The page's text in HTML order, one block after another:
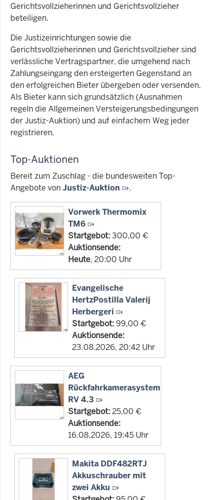
Gerichtsvollzieherinnen und Gerichtsvollzieher
beteiligen.
Die Justizeinrichtungen sowie die
Gerichtsvollzieherinnen und Gerichtsvollzieher sind
verlässliche Vertragspartner, die umgehend nach
Zahlungseingang den ersteigerten Gegenstand an
den erfolgreichen Bieter übergeben oder versenden.
Als Bieter kann sich grundsätzlich (Ausnahmen
regeln die Allgemeinen Versteigerungsbedingungen
der Justiz-Auktion) und auf einfachem Weg jeder
registrieren.
Top-Auktionen
Bereit zum Zuschlag - die bundesweiten Top-
Angebote vonJustiz-Auktion .
Vorwerk Thermomix
TM6
Startgebot:300,00 €
Auktionsende:
Heute, 20:00 Uhr
Evangelische
HertzPostilla Valerij
Herbergeri
Startgebot:99,00 €
Auktionsende:
23.08.2026, 20:42 Uhr
AEG
Rückfahrkamerasystem
RV 4.3
Startgebot:25,00 €
Auktionsende:
16.08.2026, 19:45 Uhr
Makita DDF482RTJ
Akkuschrauber mit
zwei Akku